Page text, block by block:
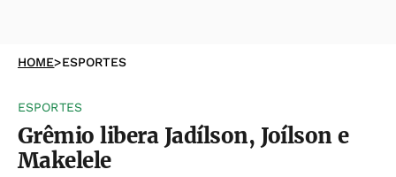
HOME>ESPORTES
ESPORTES
Grêmio libera Jadílson, Joílson e
Makelele